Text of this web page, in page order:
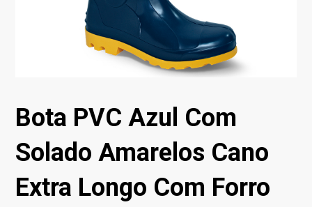
Bota PVC Azul Com
Solado Amarelos Cano
Extra Longo Com Forro